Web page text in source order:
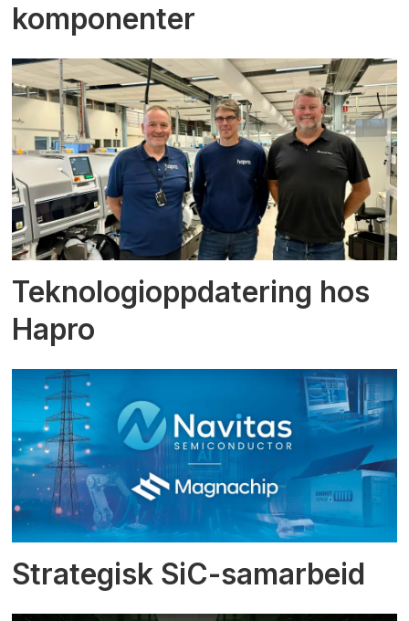
komponenter
Teknologioppdatering hos
Hapro
Strategisk SiC-samarbeid